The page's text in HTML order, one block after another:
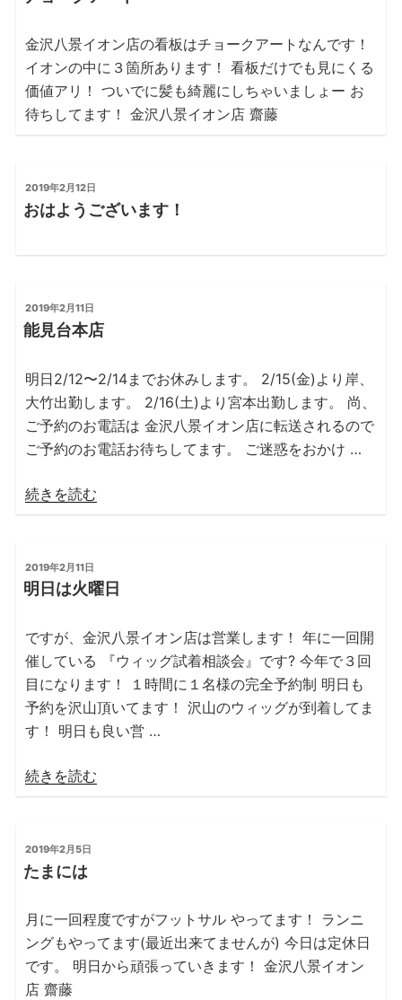
日:
金沢八景イオン店の看板はチョークアートなんです！
イオンの中に３箇所あります！ 看板だけでも見にくる
価値アリ！ ついでに髪も綺麗にしちゃいましょー お
待ちしてます！ 金沢八景イオン店 齋藤
投
稿
日:
2019年2月12日
おはようございます！
投
稿
日:
2019年2月11日
能見台本店
明日2/12〜2/14までお休みします。 2/15(金)より岸、
大竹出勤します。 2/16(土)より宮本出勤します。 尚、
ご予約のお電話は 金沢八景イオン店に転送されるので
ご予約のお電話お待ちしてます。 ご迷惑をおかけ …
“能
見
本
店”
続きを読む
投
稿
日:
2019年2月11日
明日は火曜日
ですが、金沢八景イオン店は営業します！ 年に一回開
催している 『ウィッグ試着相談会』です? 今年で３回
目になります！ １時間に１名様の完全予約制 明日も
予約を沢山頂いてます！ 沢山のウィッグが到着してま
す！ 明日も良い営 …
“明
日
火
曜
の
続きを読む
投
稿
日:
2019年2月5日
たまには
月に一回程度ですがフットサル やってます！ ランニ
ングもやってます(最近出来てませんが) 今日は定休日
です。 明日から頑張っていきます！ 金沢八景イオン
店 齋藤